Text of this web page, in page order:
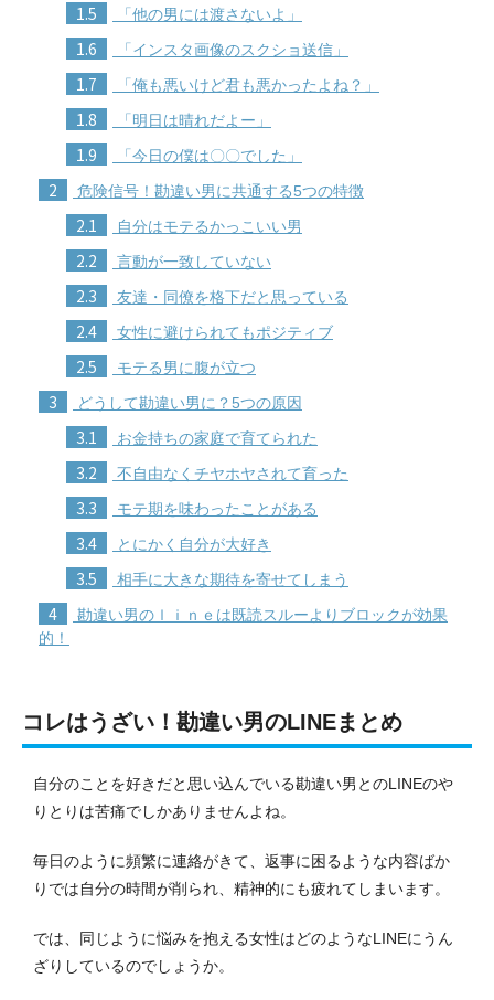
1.5 「他の男には渡さないよ」
1.6 「インスタ画像のスクショ送信」
1.7 「俺も悪いけど君も悪かったよね？」
1.8 「明日は晴れだよー」
1.9 「今日の僕は〇〇でした」
2 危険信号！勘違い男に共通する5つの特徴
2.1 自分はモテるかっこいい男
2.2 言動が一致していない
2.3 友達・同僚を格下だと思っている
2.4 女性に避けられてもポジティブ
2.5 モテる男に腹が立つ
3 どうして勘違い男に？5つの原因
3.1 お金持ちの家庭で育てられた
3.2 不自由なくチヤホヤされて育った
3.3 モテ期を味わったことがある
3.4 とにかく自分が大好き
3.5 相手に大きな期待を寄せてしまう
4
勘違い男のｌｉｎｅは既読スルーよりブロックが効果
的！
コレはうざい！勘違い男のLINEまとめ
自分のことを好きだと思い込んでいる勘違い男とのLINEのや
りとりは苦痛でしかありませんよね。
毎日のように頻繁に連絡がきて、返事に困るような内容ばか
りでは自分の時間が削られ、精神的にも疲れてしまいます。
では、同じように悩みを抱える女性はどのようなLINEにうん
ざりしているのでしょうか。